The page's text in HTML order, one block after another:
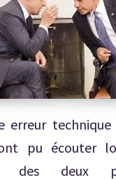
erreur technique
pu écouter
des deux